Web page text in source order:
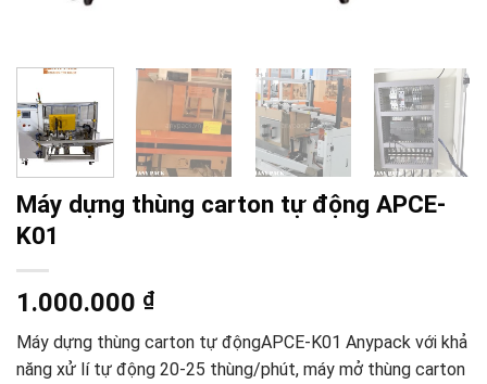
Máy dựng thùng carton tự động APCE-
K01
1.000.000 ₫
Máy dựng thùng carton tự độngAPCE-K01 Anypack với khả
năng xử lí tự động 20-25 thùng/phút, máy mở thùng carton